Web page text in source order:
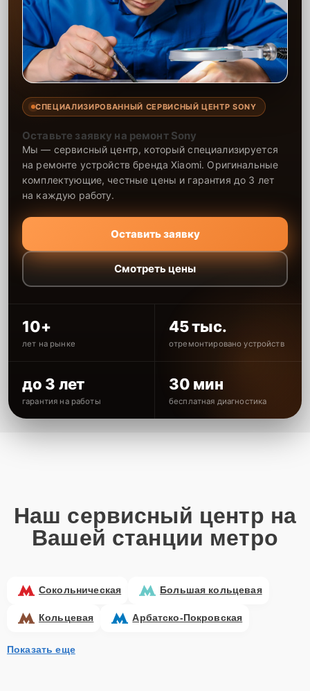
СПЕЦИАЛИЗИРОВАННЫЙ СЕРВИСНЫЙ ЦЕНТР SONY
Оставьте заявку на ремонт Sony
Мы — сервисный центр, который специализируется
на ремонте устройств бренда Xiaomi. Оригинальные
комплектующие, честные цены и гарантия до 3 лет
на каждую работу.
Оставить заявку
Смотреть цены
10+
лет на рынке
45 тыс.
отремонтировано устройств
до 3 лет
гарантия на работы
30 мин
бесплатная диагностика
Наш сервисный центр на
Вашей станции метро
Сокольническая Большая кольцевая
Кольцевая Арбатско-Покровская
Показать еще